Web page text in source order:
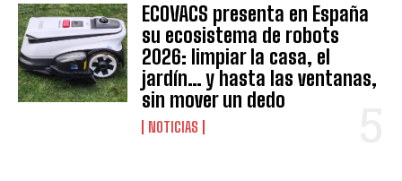
ECOVACS presenta en España
su ecosistema de robots
2026: limpiar la casa, el
jardín… y hasta las ventanas,
sin mover un dedo
NOTICIAS